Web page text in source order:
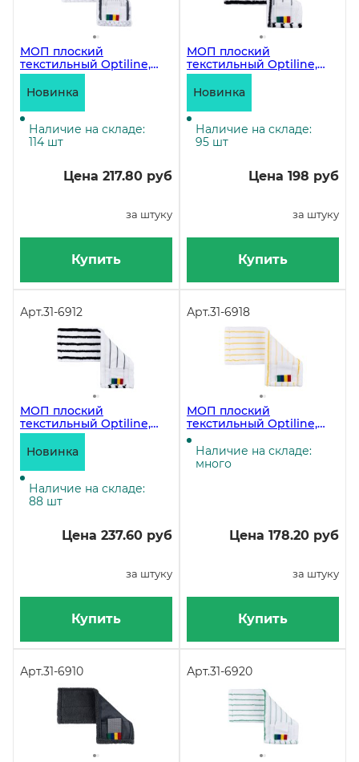
МОП плоский
текстильный Optiline,
40х13 см,
универсальный,
абразивом, белый
Новинка
Наличие на складе:
114 шт
Цена 217.80 руб
за штуку
Купить
МОП плоский
текстильный Optiline,
40х13 см,
универсальный,
абразивом, белый
Новинка
Наличие на складе:
95 шт
Цена 198 руб
за штуку
Купить
Арт.31-6912
МОП плоский
текстильный Optiline,
50х13 см,
универсальный,
абразивом, белый
Новинка
Наличие на складе:
88 шт
Цена 237.60 руб
за штуку
Купить
Арт.31-6918
МОП плоский
текстильный Optiline,
40х13 см,
универсальный,
микрофибра, белый с
Наличие на складе:
много
Цена 178.20 руб
за штуку
Купить
Арт.31-6910 Арт.31-6920